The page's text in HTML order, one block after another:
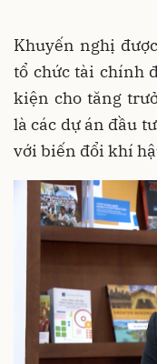
Khuyến nghị
tổ chức tài chính
kiện cho tăng
là các dự án đầu
với biến đổi khí